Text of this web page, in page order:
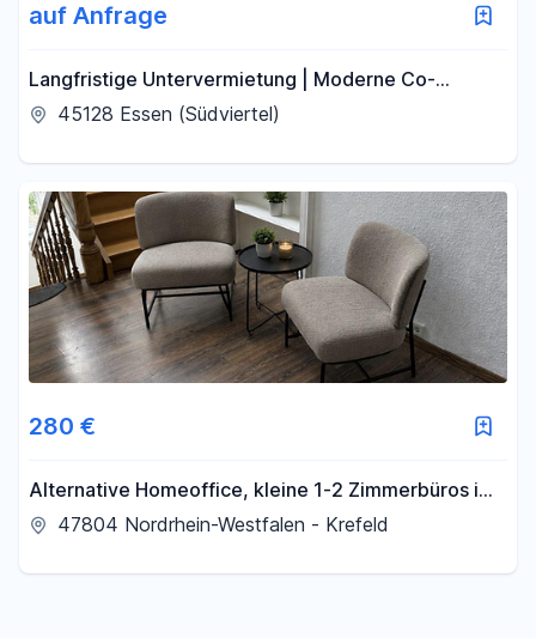
auf Anfrage
Langfristige Untervermietung | Moderne Co-
Working Arbeitsplätze| nahe Hauptbahnhof Essen
45128 Essen (Südviertel)
280 €
Alternative Homeoffice, kleine 1-2 Zimmerbüros im
1. OG. auf Gutshof
47804 Nordrhein-Westfalen - Krefeld